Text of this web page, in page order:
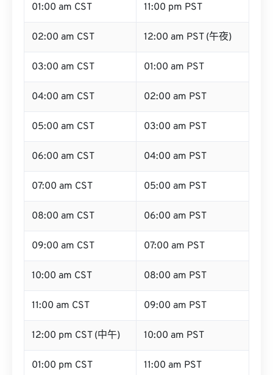
01:00 am CST 11:00 pm PST
02:00 am CST 12:00 am PST (午夜)
03:00 am CST 01:00 am PST
04:00 am CST 02:00 am PST
05:00 am CST 03:00 am PST
06:00 am CST 04:00 am PST
07:00 am CST 05:00 am PST
08:00 am CST 06:00 am PST
09:00 am CST 07:00 am PST
10:00 am CST 08:00 am PST
11:00 am CST 09:00 am PST
12:00 pm CST (中午) 10:00 am PST
01:00 pm CST 11:00 am PST